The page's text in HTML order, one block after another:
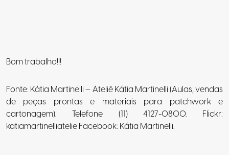
Bom trabalho!!!
Fonte: Kátia Martinelli – Ateliê Kátia Martinelli (Aulas, vendas
de peças prontas e materiais para patchwork e
cartonagem). Telefone (11) 4127-0800. Flickr:
katiamartinelliatelie Facebook: Kátia Martinelli.